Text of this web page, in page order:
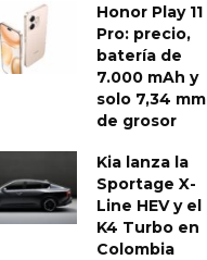
Honor Play 11
Pro: precio,
batería de
7.000 mAh y
solo 7,34 mm
de grosor
Kia lanza la
Sportage X-
Line HEV y el
K4 Turbo en
Colombia